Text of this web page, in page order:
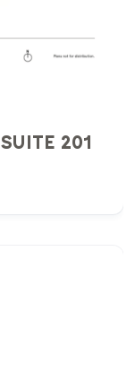
SUITE 201